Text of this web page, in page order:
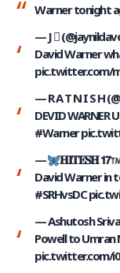
Warner tonight
— J 
David Warner
pic.twitter.com/
— R A T N I S H
DEVID WARNER
#Warner
—
𝐇𝐈𝐓𝐄𝐒𝐇 𝟭𝟳
David Warner in
#SRHvsDC
— Ashutosh
Powell to Umran
pic.twitter.com/